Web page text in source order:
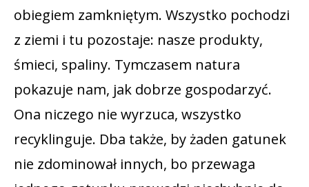
obiegiem zamkniętym. Wszystko pochodzi
z ziemi i tu pozostaje: nasze produkty,
śmieci, spaliny. Tymczasem natura
pokazuje nam, jak dobrze gospodarzyć.
Ona niczego nie wyrzuca, wszystko
recyklinguje. Dba także, by żaden gatunek
nie zdominował innych, bo przewaga